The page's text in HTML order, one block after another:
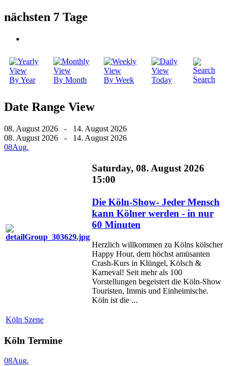
nächsten 7 Tage
By Year By Month By Week Today Search
Date Range View
08. August 2026 - 14. August 2026
08. August 2026 - 14. August 2026
08Aug.
Saturday, 08. August 2026
15:00
Die Köln-Show- Jeder Mensch
kann Kölner werden - in nur
60 Minuten
Herzlich willkommen zu Kölns kölscher
Happy Hour, dem höchst amüsanten
Crash-Kurs in Klüngel, Kölsch &
Karneval! Seit mehr als 100
Vorstellungen begeistert die Köln-Show
Touristen, Immis und Einheimische.
Köln ist die ...
Köln Szene
Köln Termine
08Aug.